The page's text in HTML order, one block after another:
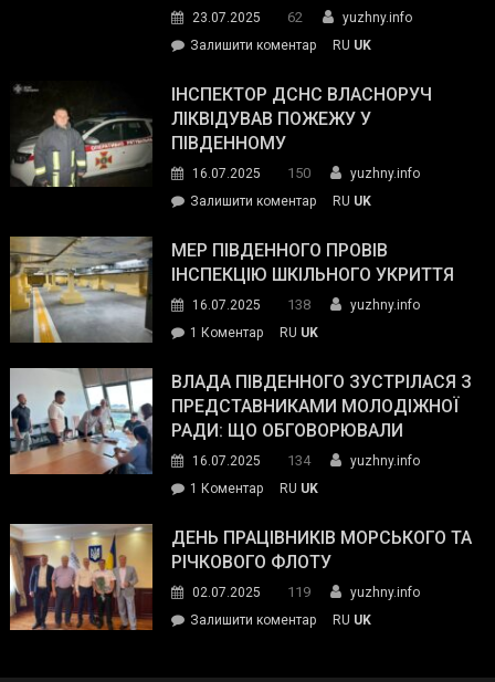
гуманітарну
допомогу
23.07.2025 62
yuzhny.info
Залишити коментарon
провів
нараду
силових
та
органів:
«Наш
спільний
окупанти.
Маємо
діяти
команда
RU UK
ІНСПЕКТОР ДСНС ВЛАСНОРУЧ
ЛІКВІДУВАВ ПОЖЕЖУ У
ПІВДЕННОМУ
16.07.2025 150
yuzhny.info
Залишити коментарon
ДСНС
власноруч
пожежу
у
RU UK
МЕР ПІВДЕННОГО ПРОВІВ
ІНСПЕКЦІЮ ШКІЛЬНОГО УКРИТТЯ
16.07.2025 138
yuzhny.info
1 Коментардо
Південного
провів
інспекцію
укриття
RU UK
ВЛАДА ПІВДЕННОГО ЗУСТРІЛАСЯ З
ПРЕДСТАВНИКАМИ МОЛОДІЖНОЇ
РАДИ: ЩО ОБГОВОРЮВАЛИ
16.07.2025 134
yuzhny.info
1 Коментардо
Південного
зустрілася
представниками
молодіжної
RU UK
ДЕНЬ ПРАЦІВНИКІВ МОРСЬКОГО ТА
РІЧКОВОГО ФЛОТУ
02.07.2025 119
yuzhny.info
Залишити коментарon
RU UK